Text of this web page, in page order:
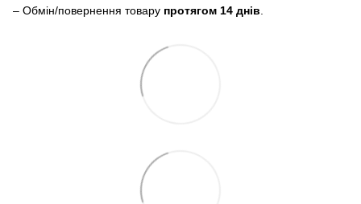
– Обмін/повернення товару протягом 14 днів